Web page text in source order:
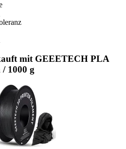
mit GEEETECH PLA
1000 g